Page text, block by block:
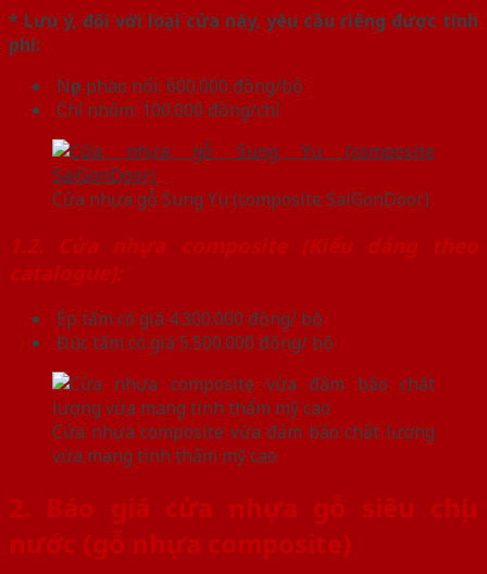
* Lưu ý, đối với loại cửa này, yêu cầu riêng được tính
phí:
Nẹp phào nổi: 600.000 đồng/bộ
Chỉ nhôm: 100.000 đồng/chỉ
Cửa nhựa gỗ Sung Yu (composite SaiGonDoor)
1.2. Cửa nhựa composite (Kiểu dáng theo
catalogue):
Ép tấm có giá 4.300.000 đồng/ bộ
Đúc tấm có giá 5.500.000 đồng/ bộ
Cửa nhựa composite vừa đảm bảo chất lượng
vừa mang tính thẩm mỹ cao
2. Báo giá cửa nhựa gỗ siêu chịu
nước (gỗ nhựa composite)